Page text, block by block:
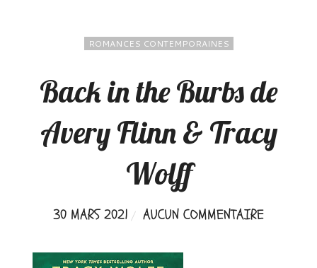
ROMANCES CONTEMPORAINES
Back in the Burbs de
Avery Flinn & Tracy
Wolff
30 MARS 2021 AUCUN COMMENTAIRE